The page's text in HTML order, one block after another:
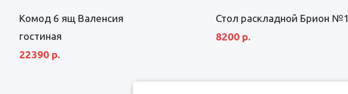
Комод 6 ящ Валенсия
гостиная
22390 р.
Стол раскладной Брион №1
8200 р.